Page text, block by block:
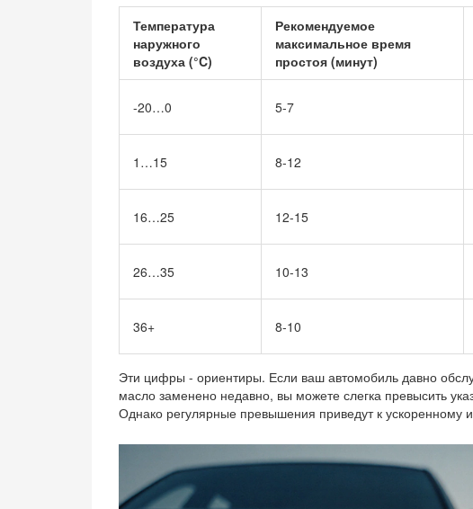
Температура
наружного
воздуха (°C)
Рекомендуемое
максимальное время
простоя (минут)
-20…0 5-7
1…15 8-12
16…25 12-15
26…35 10-13
36+ 8-10
Эти цифры - ориентиры. Если ваш автомобиль давно
масло заменено недавно, вы можете слегка превысить
Однако регулярные превышения приведут к ускоренному